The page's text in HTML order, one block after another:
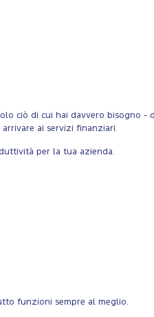
ciò di cui hai davvero bisogno -
ai servizi finanziari.
per la tua azienda.
funzioni sempre al meglio.